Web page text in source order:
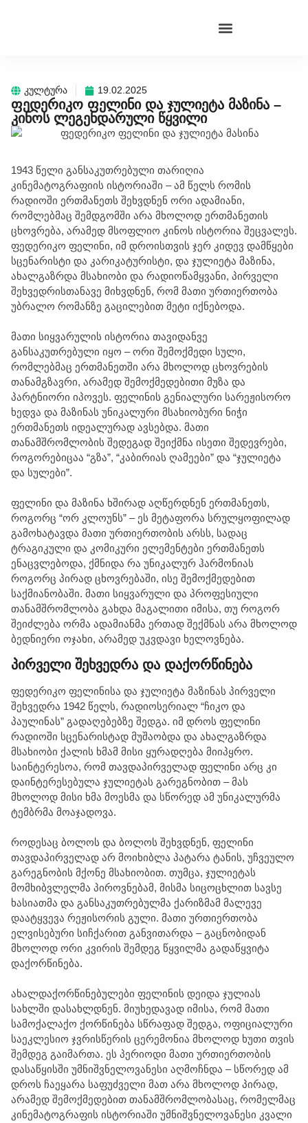
კულტურა 19.02.2025
ფედერიკო ფელინი და ჯულიეტა მაზინა –
კინოს ლეგენდარული წყვილი
1943 წელი განსაკუთრებული თარიღია
კინემატოგრაფიის ისტორიაში – ამ წელს რომის
რადიოში ერთმანეთს შეხვდნენ ორი ადამიანი,
რომლებმაც შემდგომში არა მხოლოდ ერთმანეთის
ცხოვრება, არამედ მსოფლიო კინოს ისტორია შეცვალეს.
ფედერიკო ფელინი, იმ დროისთვის ჯერ კიდევ დამწყები
სცენარისტი და კარიკატურისტი, და ჯულიეტა მაზინა,
ახალგაზრდა მსახიობი და რადიოწამყვანი, პირველი
შეხვედრისთანავე მიხვდნენ, რომ მათი ურთიერთობა
უბრალო რომანზე გაცილებით მეტი იქნებოდა.
მათი სიყვარულის ისტორია თავიდანვე
განსაკუთრებული იყო – ორი შემოქმედი სული,
რომლებმაც ერთმანეთში არა მხოლოდ ცხოვრების
თანამგზავრი, არამედ შემოქმედებითი მუზა და
პარტნიორი იპოვეს. ფელინის გენიალური სარეჟისორო
ხედვა და მაზინას უნიკალური მსახიობური ნიჭი
ერთმანეთს იდეალურად ავსებდა. მათი
თანამშრომლობის შედეგად შეიქმნა ისეთი შედევრები,
როგორებიცაა “გზა”, “კაბირიას ღამეები” და “ჯულიეტა
და სულები”.
ფელინი და მაზინა ხშირად აღწერდნენ ერთმანეთს,
როგორც “ორ კლოუნს” – ეს მეტაფორა სრულყოფილად
გამოხატავდა მათი ურთიერთობის არსს, სადაც
ტრაგიკული და კომიკური ელემენტები ერთმანეთს
ენაცვლებოდა, ქმნიდა რა უნიკალურ ჰარმონიას
როგორც პირად ცხოვრებაში, ისე შემოქმედებით
საქმიანობაში. მათი სიყვარული და პროფესიული
თანამშრომლობა გახდა მაგალითი იმისა, თუ როგორ
შეიძლება ორმა ადამიანმა ერთად შექმნას არა მხოლოდ
ბედნიერი ოჯახი, არამედ უკვდავი ხელოვნება.
პირველი შეხვედრა და დაქორწინება
ფედერიკო ფელინისა და ჯულიეტა მაზინას პირველი
შეხვედრა 1942 წელს, რადიოსერიალ “ჩიკო და
პაულინას” გადაღებებზე შედგა. იმ დროს ფელინი
რადიოში სცენარისტად მუშაობდა და ახალგაზრდა
მსახიობი ქალის ხმამ მისი ყურადღება მიიპყრო.
საინტერესოა, რომ თავდაპირველად ფელინი არც კი
დაინტერესებულა ჯულიეტას გარეგნობით – მას
მხოლოდ მისი ხმა მოესმა და სწორედ ამ უნიკალურმა
ტემბრმა მოაჯადოვა.
როდესაც ბოლოს და ბოლოს შეხვდნენ, ფელინი
თავდაპირველად არ მოიხიბლა პატარა ტანის, უჩვეულო
გარეგნობის მქონე მსახიობით. თუმცა, ჯულიეტას
მომხიბვლელმა პიროვნებამ, მისმა სიცოცხლით სავსე
ხასიათმა და განსაკუთრებულმა ქარიზმამ მალევე
დაატყვევა რეჟისორის გული. მათი ურთიერთობა
ელვისებური სიჩქარით განვითარდა – გაცნობიდან
მხოლოდ ორი კვირის შემდეგ წყვილმა გადაწყვიტა
დაქორწინება.
ახალდაქორწინებულები ფელინის დეიდა ჯულიას
სახლში დასახლდნენ. მიუხედავად იმისა, რომ მათი
სამოქალაქო ქორწინება სწრაფად შედგა, ოფიციალური
საეკლესიო ჯვრისწერის ცერემონია მხოლოდ ხუთი თვის
შემდეგ გაიმართა. ეს პერიოდი მათი ურთიერთობის
დასაწყისში უმნიშვნელოვანესი აღმოჩნდა – სწორედ ამ
დროს ჩაეყარა საფუძველი მათ არა მხოლოდ პირად,
არამედ შემოქმედებით თანამშრომლობასაც, რომელმაც
კინემატოგრაფის ისტორიაში უმნიშვნელოვანესი კვალი